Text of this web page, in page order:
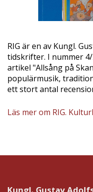
RIG är en av Kungl.
tidskrifter. I nummer
artikel "Allsång på
populärmusik,
ett stort antal
Läs mer om RIG.